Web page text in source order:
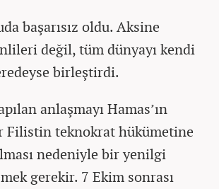
başarısız oldu. Aksine
değil, tüm dünyayı kendi
birleştirdi.
anlaşmayı Hamas’ın
Filistin teknokrat hükümetine
nedeniyle bir yenilgi
gerekir. 7 Ekim sonrası